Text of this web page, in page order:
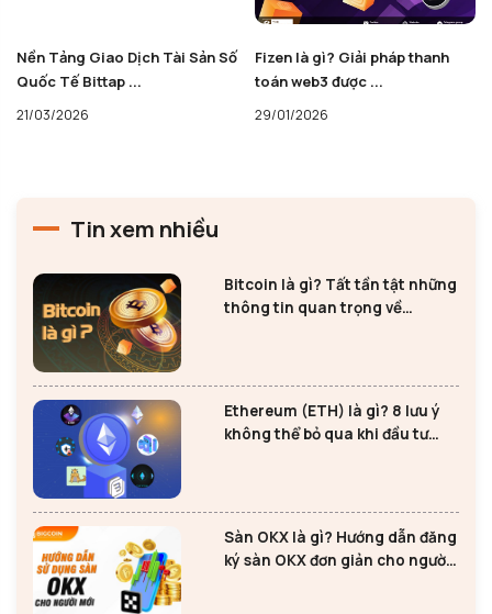
Nền Tảng Giao Dịch Tài Sản Số
Quốc Tế Bittap ...
21/03/2026
Fizen là gì? Giải pháp thanh
toán web3 được ...
29/01/2026
Tin xem nhiều
Bitcoin là gì? Tất tần tật những
thông tin quan trọng về
Ethereum (ETH) là gì? 8 lưu ý
không thể bỏ qua khi đầu tư
Sàn OKX là gì? Hướng dẫn đăng
ký sàn OKX đơn giản cho người